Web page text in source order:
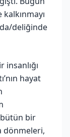
deliğinde
insanlığı
hayat
bir
dönmeleri,